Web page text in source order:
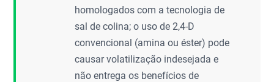
homologados com a tecnologia de
sal de colina; o uso de 2,4-D
convencional (amina ou éster) pode
causar volatilização indesejada e
não entrega os benefícios de